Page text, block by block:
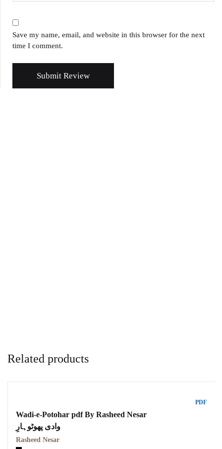
Save my name, email, and website in this browser for the next
time I comment.
Submit Review
Related products
PDF
Wadi-e-Potohar pdf By Rasheed Nesar
وادی پھوٹوہارِ
Rasheed Nesar